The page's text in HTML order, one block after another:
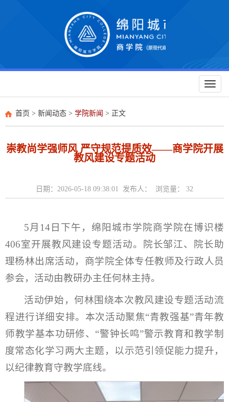
Toggle
首页 > 新闻动态 > 学院新闻 > 正文
崇教尚学强师风 严守规范提质效——商学院开展
教风建设专题活动
日期：2026-05-18 09:38:01 发布人： 浏览量： 32
5月14日下午，绵阳城市学院商学院在博识楼
406室开展教风建设专题活动。院长邹江、院长助
理杨林出席活动，商学院全体专任教师及行政人员
参会，活动由教研办主任何林主持。
活动伊始，何林围绕本次教风建设专题活动流
程进行详细安排。本次活动聚焦“青教强基”青年教
师教学基本功研修、“警钟长鸣”警示教育和教学制
度常态化学习两大主题，以示范引领促能力提升，
以纪律教育守教学底线。